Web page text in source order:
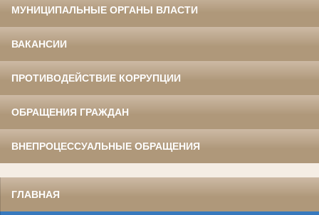
МУНИЦИПАЛЬНЫЕ ОРГАНЫ ВЛАСТИ
ВАКАНСИИ
ПРОТИВОДЕЙСТВИЕ КОРРУПЦИИ
ОБРАЩЕНИЯ ГРАЖДАН
ВНЕПРОЦЕССУАЛЬНЫЕ ОБРАЩЕНИЯ
ГЛАВНАЯ